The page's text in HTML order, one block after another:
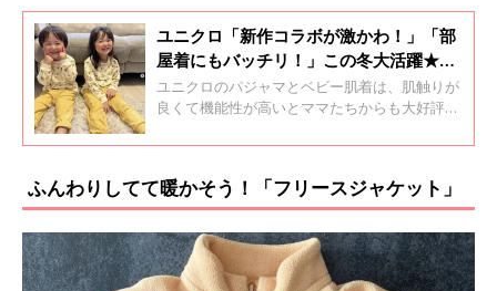
ユニクロ「新作コラボが激かわ！」「部
屋着にもバッチリ！」この冬大活躍★パ
ジャマ＆ベビー肌着4選
ユニクロのパジャマとベビー肌着は、肌触りが
良くて機能性が高いとママたちからも大好評で
で、パジャマや部屋着はユニクロ一択だという
スシーンにおすすめな「パジャマ」＆「ベビー
肌着」をご紹介します。
ふんわりしてて暖かそう！「フリースジャケット」